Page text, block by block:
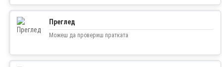
Преглед
Можеш да провериш пратката